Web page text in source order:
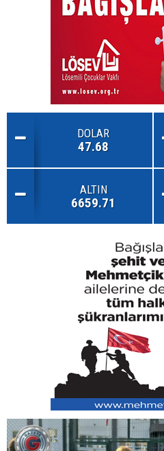
DOLAR
47.68
ALTIN
6659.71